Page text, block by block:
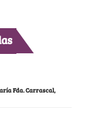
Fda. Carrascal,